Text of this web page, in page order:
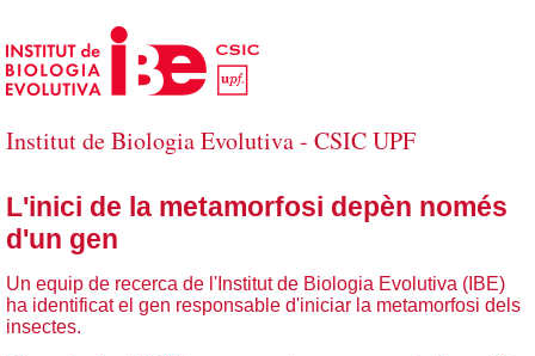
Salta al contingut principal
Institut de Biologia Evolutiva - CSIC UPF
L'inici de la metamorfosi depèn només
d'un gen
Un equip de recerca de l'Institut de Biologia Evolutiva (IBE)
ha identificat el gen responsable d'iniciar la metamorfosi dels
insectes.